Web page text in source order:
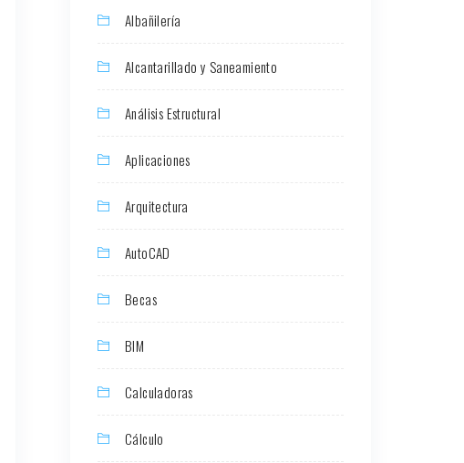
Albañilería
Alcantarillado y Saneamiento
Análisis Estructural
Aplicaciones
Arquitectura
AutoCAD
Becas
BIM
Calculadoras
Cálculo